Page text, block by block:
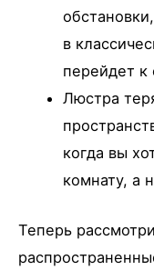
в
перейдет к
Люстра
когда вы
комнату, а
Теперь